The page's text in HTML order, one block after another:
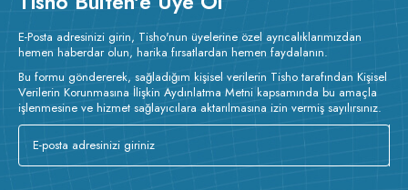
E-Posta adresinizi girin, Tisho'nun üyelerine özel ayrıcalıklarımızdan
hemen haberdar olun, harika fırsatlardan hemen faydalanın.
Bu formu göndererek, sağladığım kişisel verilerin Tisho tarafından Kişisel
Verilerin Korunmasına İlişkin Aydınlatma Metni kapsamında bu amaçla
işlenmesine ve hizmet sağlayıcılara aktarılmasına izin vermiş sayılırsınız.